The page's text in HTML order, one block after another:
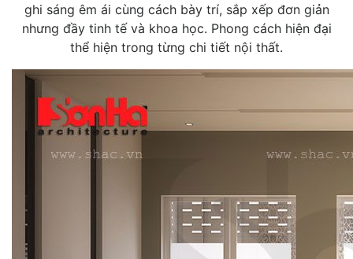
ghi sáng êm ái cùng cách bày trí, sắp xếp đơn giản
nhưng đầy tinh tế và khoa học. Phong cách hiện đại
thể hiện trong từng chi tiết nội thất.